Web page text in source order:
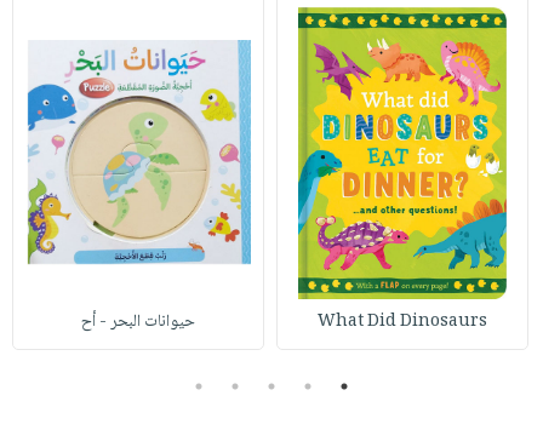
What Did Dinosaurs حيوانات البحر - أح
1
2
3
4
5